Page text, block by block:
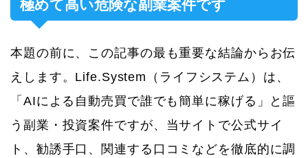
極めて高い危険な副業案件です
本題の前に、この記事の最も重要な結論からお伝
えします。Life.System（ライフシステム）は、
「AIによる自動売買で誰でも簡単に稼げる」と謳
う副業・投資案件ですが、当サイトで公式サイ
ト、勧誘手口、関連する口コミなどを徹底的に調